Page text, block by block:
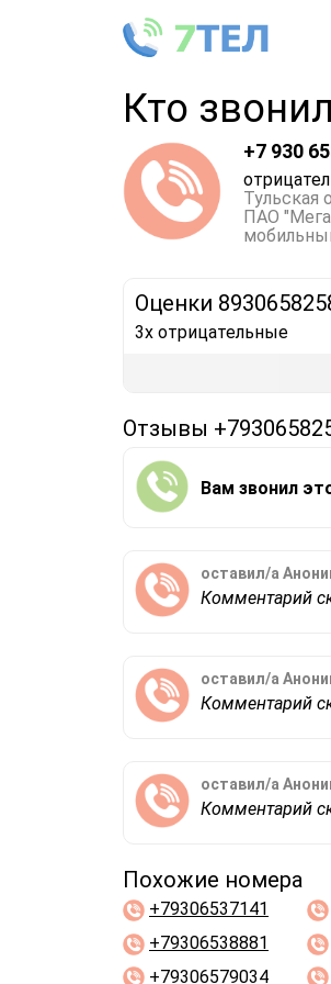
Кто
+7 930
Тульская
ПАО
Оценки
3x отрицательные
Отзывы
Вам звонил
оставил/а
Комментарий
оставил/а
Комментарий
оставил/а
Комментарий
Похожие номера
+79306537141
+79306538881
+79306579034